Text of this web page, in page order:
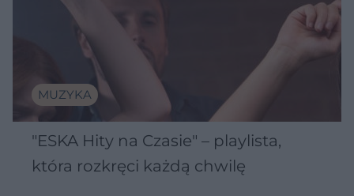
MUZYKA
"ESKA Hity na Czasie" – playlista,
która rozkręci każdą chwilę